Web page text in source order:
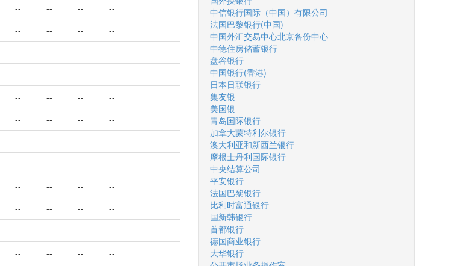
-- -- --
--
-- -- --
--
-- -- --
--
-- -- --
--
-- -- --
--
-- -- --
--
-- -- --
--
-- -- --
--
-- -- --
--
-- -- --
--
-- -- --
--
-- -- --
--
中信银行国际（中国）有限公司
法国巴黎银行(中国)
中国外汇交易中心北京备份中心
中德住房储蓄银行
盘谷银行
中国银行(香港)
日本日联银行
集友银
美国银
青岛国际银行
加拿大蒙特利尔银行
澳大利亚和新西兰银行
摩根士丹利国际银行
中央结算公司
平安银行
法国巴黎银行
比利时富通银行
国新韩银行
首都银行
德国商业银行
大华银行